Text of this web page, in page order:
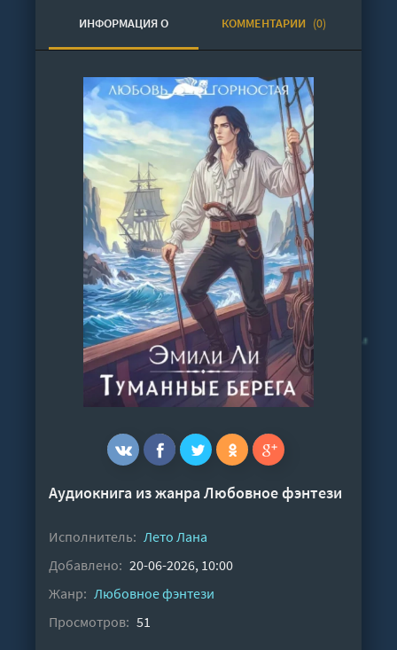
ИНФОРМАЦИЯ О
АУДИОКНИГЕ
КОММЕНТАРИИ (0)
Аудиокнига из жанраЛюбовное фэнтези
Исполнитель: Лето Лана
Добавлено: 20-06-2026, 10:00
Жанр: Любовное фэнтези
Просмотров: 51